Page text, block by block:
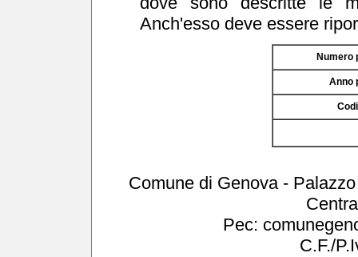
Anch'esso deve essere
Numero
Anno
Comune di Genova -
Pec:
C.F./